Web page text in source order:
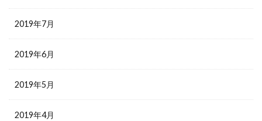
2019年7月
2019年6月
2019年5月
2019年4月